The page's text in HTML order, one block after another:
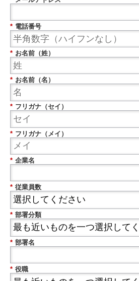
* 電話番号
* お名前（姓）
* お名前（名）
* フリガナ（セイ）
* フリガナ（メイ）
* 企業名
* 従業員数
* 部署分類
* 部署名
* 役職